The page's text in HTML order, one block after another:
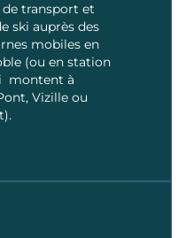
transport et
ski auprès des
mobiles en
(ou en station
montent à
Vizille ou